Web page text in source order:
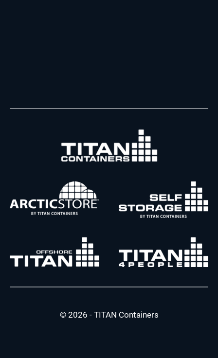
© 2026 - TITAN Containers